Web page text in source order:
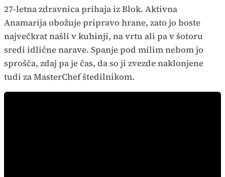
27-letna zdravnica prihaja iz Blok. Aktivna
Anamarija obožuje pripravo hrane, zato jo boste
največkrat našli v kuhinji, na vrtu ali pa v šotoru
sredi idlične narave. Spanje pod milim nebom jo
sprošča, zdaj pa je čas, da so ji zvezde naklonjene
tudi za MasterChef štedilnikom.